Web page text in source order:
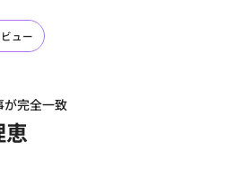
ュー
が完全一致
恵